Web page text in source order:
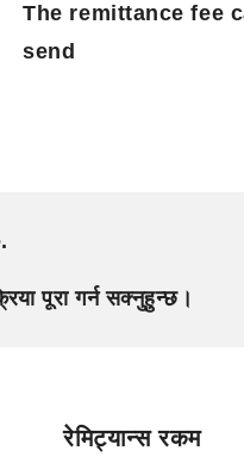
The remittance fee
send
पूरा गर्न सक्नुहुन्छ।
रेमिट्यान्स रकम